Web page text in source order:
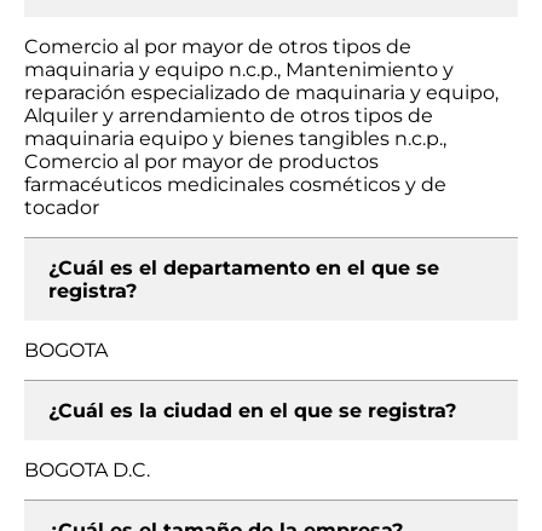
Comercio al por mayor de otros tipos de
maquinaria y equipo n.c.p., Mantenimiento y
reparación especializado de maquinaria y equipo,
Alquiler y arrendamiento de otros tipos de
maquinaria equipo y bienes tangibles n.c.p.,
Comercio al por mayor de productos
farmacéuticos medicinales cosméticos y de
tocador
¿Cuál es el departamento en el que se
registra?
BOGOTA
¿Cuál es la ciudad en el que se registra?
BOGOTA D.C.